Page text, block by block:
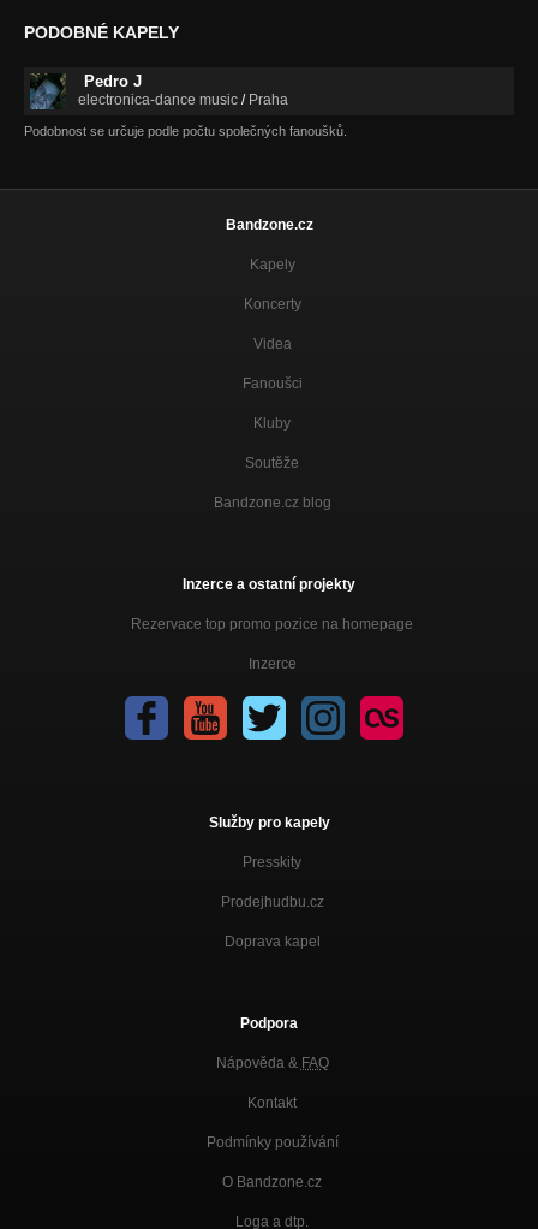
PODOBNÉ KAPELY
Pedro J
electronica-dance music / Praha
Podobnost se určuje podle počtu společných fanoušků.
Bandzone.cz
Kapely
Koncerty
Videa
Fanoušci
Kluby
Soutěže
Bandzone.cz blog
Inzerce a ostatní projekty
Rezervace top promo pozice na homepage
Inzerce
Služby pro kapely
Presskity
Prodejhudbu.cz
Doprava kapel
Podpora
Nápověda & FAQ
Kontakt
Podmínky používání
O Bandzone.cz
Loga a dtp.